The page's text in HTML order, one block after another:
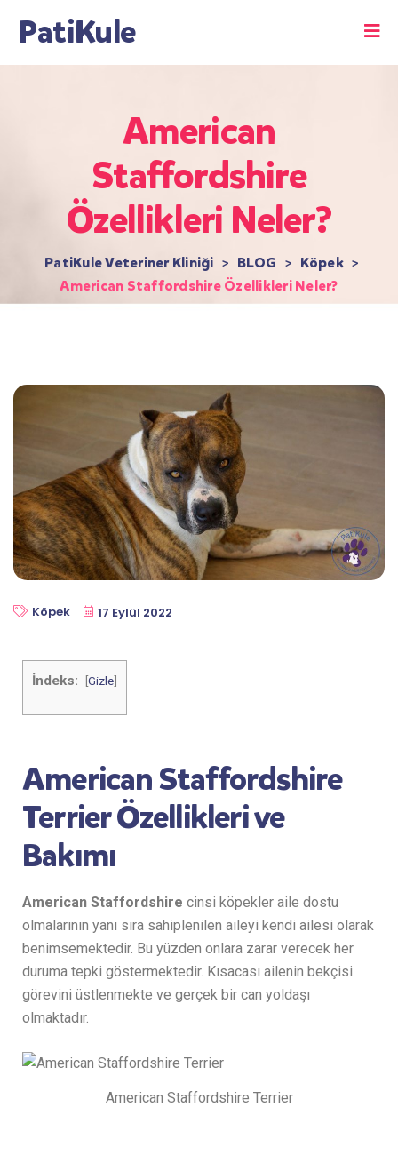
PatiKule
American
Staffordshire
Özellikleri Neler?
PatiKule Veteriner Kliniği > BLOG > Köpek >
American Staffordshire Özellikleri Neler?
Köpek 17 Eylül 2022
İndeks: [Gizle]
American Staffordshire
Terrier Özellikleri ve
Bakımı
American Staffordshire cinsi köpekler aile dostu
olmalarının yanı sıra sahiplenilen aileyi kendi ailesi olarak
benimsemektedir. Bu yüzden onlara zarar verecek her
duruma tepki göstermektedir. Kısacası ailenin bekçisi
görevini üstlenmekte ve gerçek bir can yoldaşı
olmaktadır.
American Staffordshire Terrier